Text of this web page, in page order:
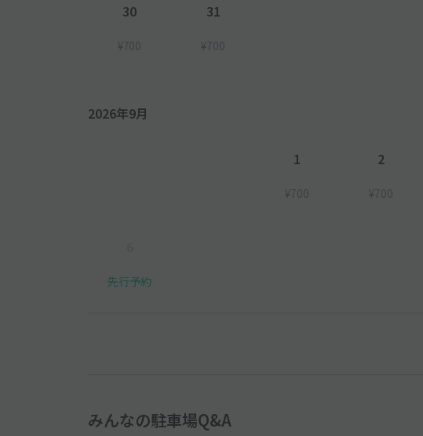
30
¥700
31
¥700
2026年9月
1
¥700
2
¥700
先行予約
みんなの駐車場Q&A